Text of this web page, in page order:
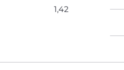
1,42